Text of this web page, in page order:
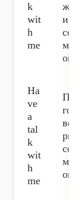
k
wit
h
me
жг
и
со
мн
ой,
Ha
ve
a
tal
k
wit
h
me
По
го
во
ри
со
мн
ой,